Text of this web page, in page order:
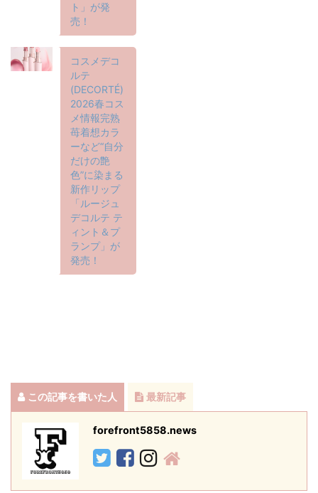
ト」が発
売！
コスメデコ
ルテ
(DECORTÉ)
2026春コス
メ情報完熟
苺着想カラ
ーなど“自分
だけの艶
色”に染まる
新作リップ
「ルージュ
デコルテ テ
ィント＆プ
ランプ」が
発売！
この記事を書いた人 最新記事
forefront5858.news